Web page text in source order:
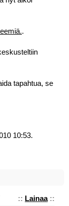
.
tapahtua, se
10:53.
:: Lainaa::